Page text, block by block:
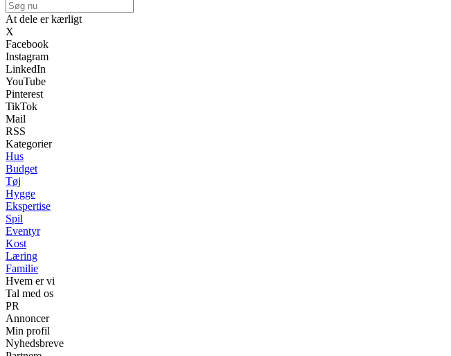
At dele er kærligt
X
Facebook
Instagram
LinkedIn
YouTube
Pinterest
TikTok
Mail
RSS
Kategorier
Hus
Budget
Tøj
Hygge
Ekspertise
Spil
Eventyr
Kost
Læring
Familie
Hvem er vi
Tal med os
PR
Annoncer
Min profil
Nyhedsbreve